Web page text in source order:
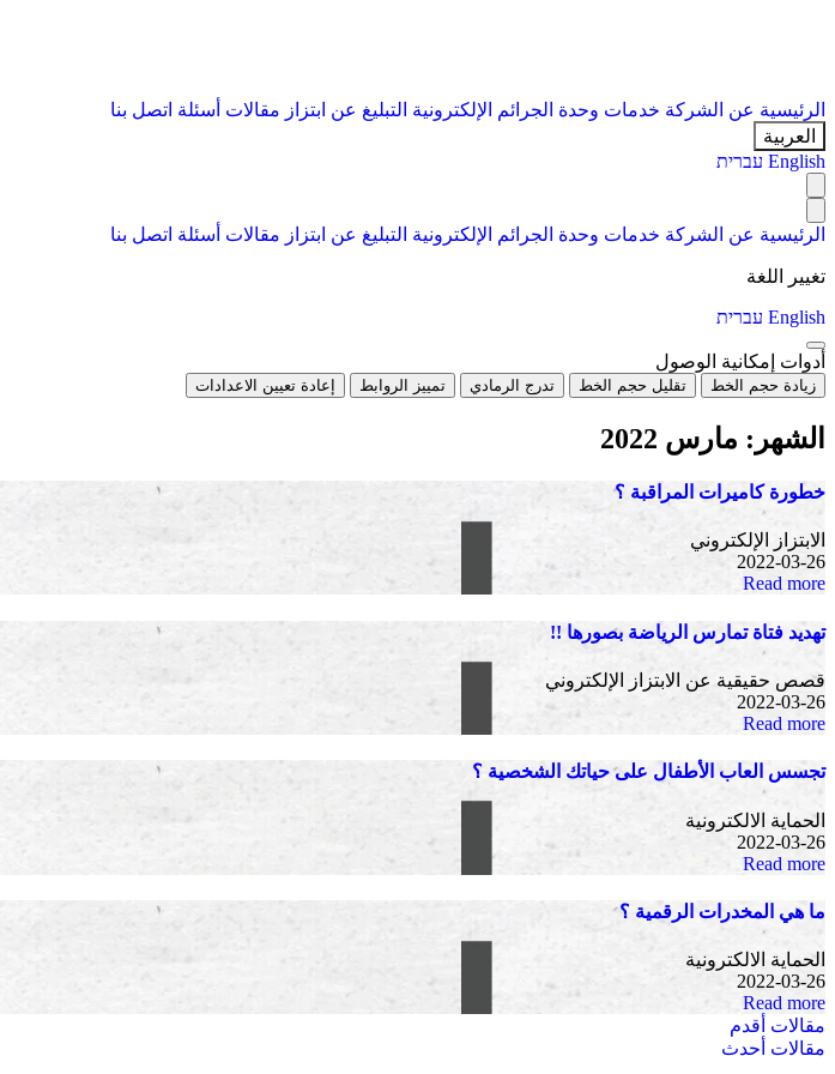
الرئيسية عن الشركة خدمات وحدة الجرائم الإلكترونية التبليغ عن ابتزاز مقالات أسئلة اتصل بنا
العربية
English עברית
الرئيسية عن الشركة خدمات وحدة الجرائم الإلكترونية التبليغ عن ابتزاز مقالات أسئلة اتصل بنا
تغيير اللغة
English עברית
أدوات إمكانية الوصول
زيادة حجم الخط تقليل حجم الخط تدرج الرمادي تمييز الروابط إعادة تعيين الاعدادات
الشهر: مارس 2022
خطورة كاميرات المراقبة ؟
الابتزاز الإلكتروني
2022-03-26
Read more
تهديد فتاة تمارس الرياضة بصورها !!
قصص حقيقية عن الابتزاز الإلكتروني
2022-03-26
Read more
تجسس العاب الأطفال على حياتك الشخصية ؟
الحماية الالكترونية
2022-03-26
Read more
ما هي المخدرات الرقمية ؟
الحماية الالكترونية
2022-03-26
Read more
تصفّح
المقالات
مقالات أقدم
مقالات أحدث